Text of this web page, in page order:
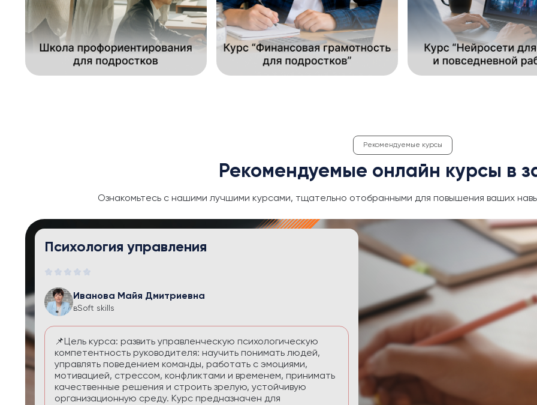
Рекомендуемые курсы
Рекомендуемые онлайн курсы в
Ознакомьтесь с нашими лучшими курсами, тщательно отобранными для повышения ваших
Тайм-менеджмент и личная эффективность
Иванова Майя Дмитриевна
вSoft skills
Курс помогает выстроить систему управления временем без
перегруза и чувства вины. Вы научитесь расставлять
приоритеты, планировать реалистично, сохранять фокус и
управлять энергией в условиях многозадачности.